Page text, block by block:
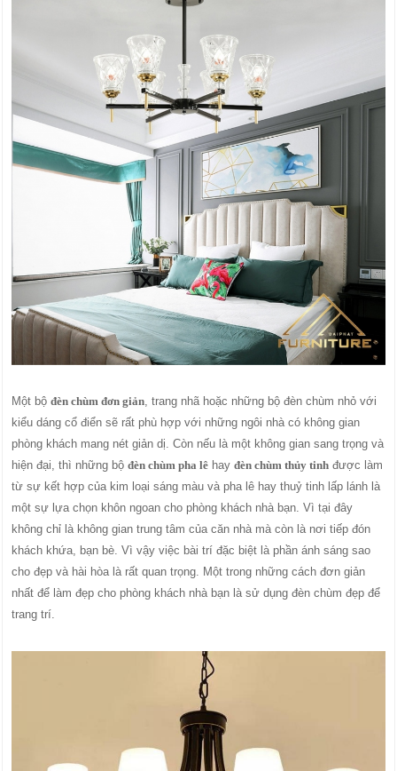
Một bộđèn chùm đơn giản, trang nhã hoặc những bộ đèn chùm nhỏ với
kiểu dáng cổ điển sẽ rất phù hợp với những ngôi nhà có không gian
phòng khách mang nét giản dị. Còn nếu là một không gian sang trọng và
hiện đại, thì những bộđèn chùm pha lê hayđèn chùm thủy tinh được làm
từ sự kết hợp của kim loại sáng màu và pha lê hay thuỷ tinh lấp lánh là
một sự lựa chọn khôn ngoan cho phòng khách nhà bạn. Vì tại đây
không chỉ là không gian trung tâm của căn nhà mà còn là nơi tiếp đón
khách khứa, bạn bè. Vì vậy việc bài trí đặc biệt là phần ánh sáng sao
cho đẹp và hài hòa là rất quan trọng. Một trong những cách đơn giản
nhất để làm đẹp cho phòng khách nhà bạn là sử dụng đèn chùm đẹp để
trang trí.